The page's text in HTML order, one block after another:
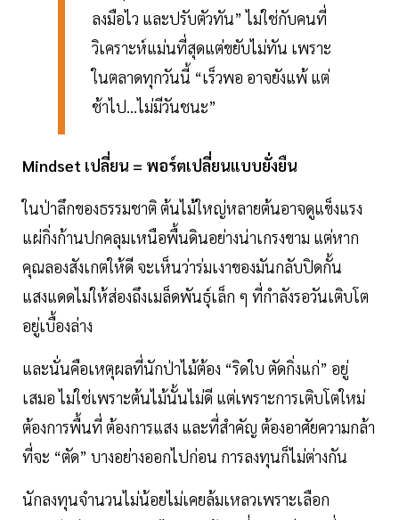
ลงมือไว และปรับตัวทัน” ไม่ใช่กับคนที่
วิเคราะห์แม่นที่สุดแต่ขยับไม่ทัน เพราะ
ในตลาดทุกวันนี้ “เร็วพอ อาจยังแพ้ แต่
ช้าไป…ไม่มีวันชนะ”
Mindset เปลี่ยน = พอร์ตเปลี่ยนแบบยั่งยืน
ในป่าลึกของธรรมชาติ ต้นไม้ใหญ่หลายต้นอาจดูแข็งแรง
แผ่กิ่งก้านปกคลุมเหนือพื้นดินอย่างน่าเกรงขาม แต่หาก
คุณลองสังเกตให้ดี จะเห็นว่าร่มเงาของมันกลับปิดกั้น
แสงแดดไม่ให้ส่องถึงเมล็ดพันธุ์เล็ก ๆ ที่กำลังรอวันเติบโต
อยู่เบื้องล่าง
และนั่นคือเหตุผลที่นักป่าไม้ต้อง “ริดใบ ตัดกิ่งแก่” อยู่
เสมอ ไม่ใช่เพราะต้นไม้นั้นไม่ดี แต่เพราะการเติบโตใหม่
ต้องการพื้นที่ ต้องการแสง และที่สำคัญ ต้องอาศัยความกล้า
ที่จะ “ตัด” บางอย่างออกไปก่อน การลงทุนก็ไม่ต่างกัน
นักลงทุนจำนวนไม่น้อยไม่เคยล้มเหลวเพราะเลือก